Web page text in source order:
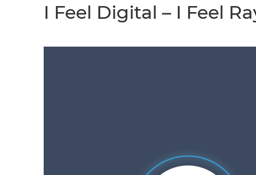
I Feel Digital – I Feel